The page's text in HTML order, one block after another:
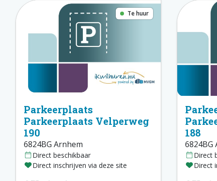
Te huur
Parkeerplaats
Parkeerplaats Velperweg
190
6824BG Arnhem
Direct beschikbaar
Direct inschrijven via deze site
188
6824BG
Direct
Direct